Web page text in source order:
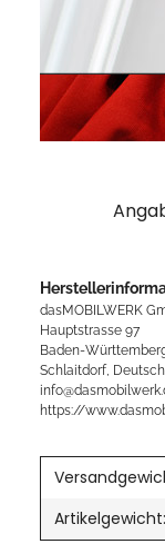
dasMOBILWERK
Hauptstrasse 97
Baden-
Schlaitdorf,
https://
Artikelgewicht: